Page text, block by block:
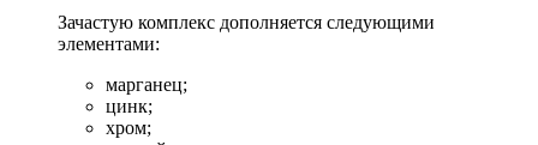
Зачастую комплекс дополняется следующими
элементами:
марганец;
цинк;
хром;